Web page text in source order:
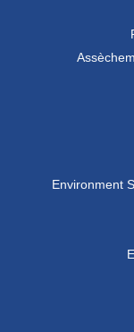
Environment